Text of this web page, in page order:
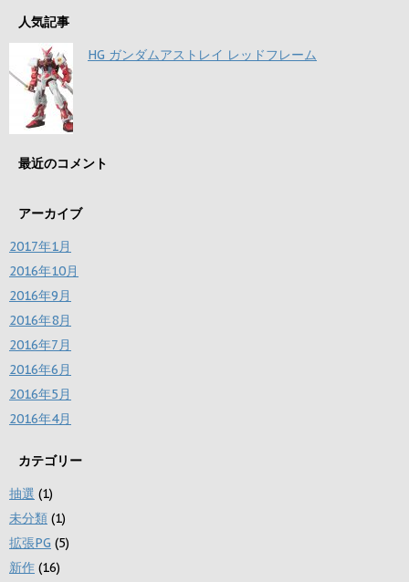
人気記事
HG ガンダムアストレイ レッドフレーム
最近のコメント
アーカイブ
2017年1月
2016年10月
2016年9月
2016年8月
2016年7月
2016年6月
2016年5月
2016年4月
カテゴリー
抽選 (1)
未分類 (1)
拡張PG (5)
新作 (16)